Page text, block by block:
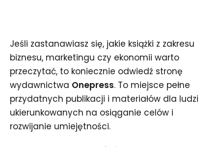
Jeśli zastanawiasz się, jakie książki z zakresu
biznesu, marketingu czy ekonomii warto
przeczytać, to koniecznie odwiedź stronę
wydawnictwa Onepress. To miejsce pełne
przydatnych publikacji i materiałów dla ludzi
ukierunkowanych na osiąganie celów i
rozwijanie umiejętności.